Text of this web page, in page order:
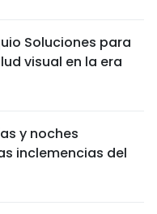
Soluciones para
visual en la era
y noches
inclemencias del